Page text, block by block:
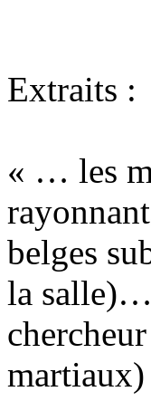
Extraits :
« … les
belges
la
martiaux)